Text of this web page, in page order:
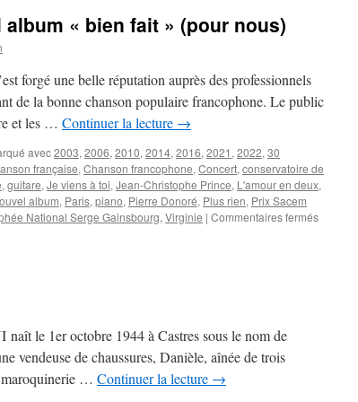
album « bien fait » (pour nous)
forgé une belle réputation auprès des professionnels
de la bonne chanson populaire francophone. Le public
et les … Continuer la lecture →
avec2003, 2006, 2010, 2014, 2016, 2021 , 2022, 30
française, Chanson francophone, Concert, conservatoire de
, guitare, Je viens à toi, Jean-Christophe Prince, L'amour en deux,
album, Paris, piano, Pierre Donoré, Plus rien, Prix Sacem
National Serge Gainsbourg, Virginie | Commentaires ferméssur
le 1er octobre 1944 à Castres sous le nom de
vendeuse de chaussures, Danièle, aînée de trois
maroquinerie … Continuer la lecture →